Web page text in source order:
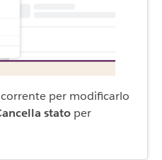
per modificarlo
stato per